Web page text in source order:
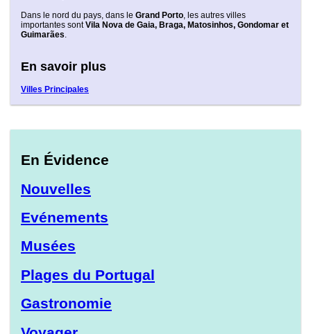
Dans le nord du pays, dans le Grand Porto, les autres villes
importantes sontVila Nova de Gaia, Braga, Matosinhos, Gondomar et
Guimarães.
En savoir plus
Villes Principales
En Évidence
Nouvelles
Evénements
Musées
Plages du Portugal
Gastronomie